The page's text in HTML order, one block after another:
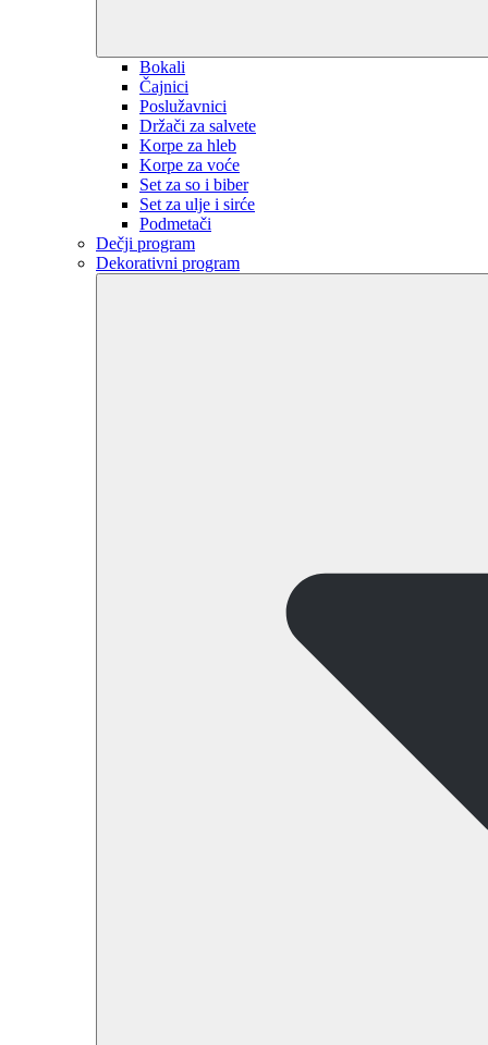
Bokali
Čajnici
Poslužavnici
Držači za salvete
Korpe za hleb
Korpe za voće
Set za so i biber
Set za ulje i sirće
Podmetači
Dečji program
Dekorativni program